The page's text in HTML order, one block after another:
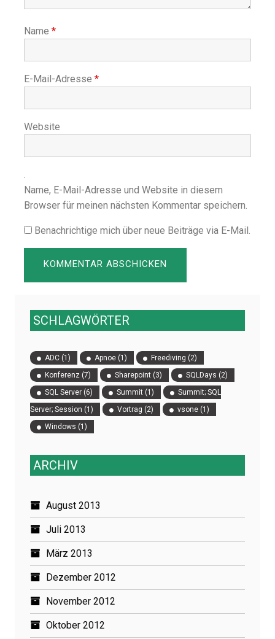
Name *
E-Mail-Adresse *
Website
Name, E-Mail-Adresse und Website in diesem
Browser für meinen nächsten Kommentar speichern.
Benachrichtige mich über neue Beiträge via E-Mail.
SCHLAGWÖRTER
ADC (1) Apnoe (1) Freediving (2)
Konferenz (7) Sharepoint (3) SQLDays (2)
SQL Server (6) Summit (1)
Summit; SQL
Server; Session (1) Vortrag (2) vsone (1)
Windows (1)
ARCHIV
August 2013
Juli 2013
März 2013
Dezember 2012
November 2012
Oktober 2012